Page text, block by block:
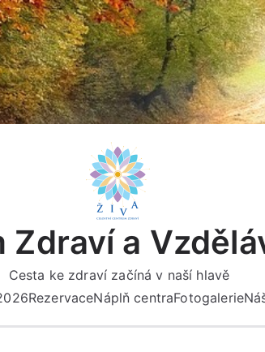
Zdraví a
Cesta ke zdraví začíná v naší hlavě
RezervaceNáplň centraFotogalerie